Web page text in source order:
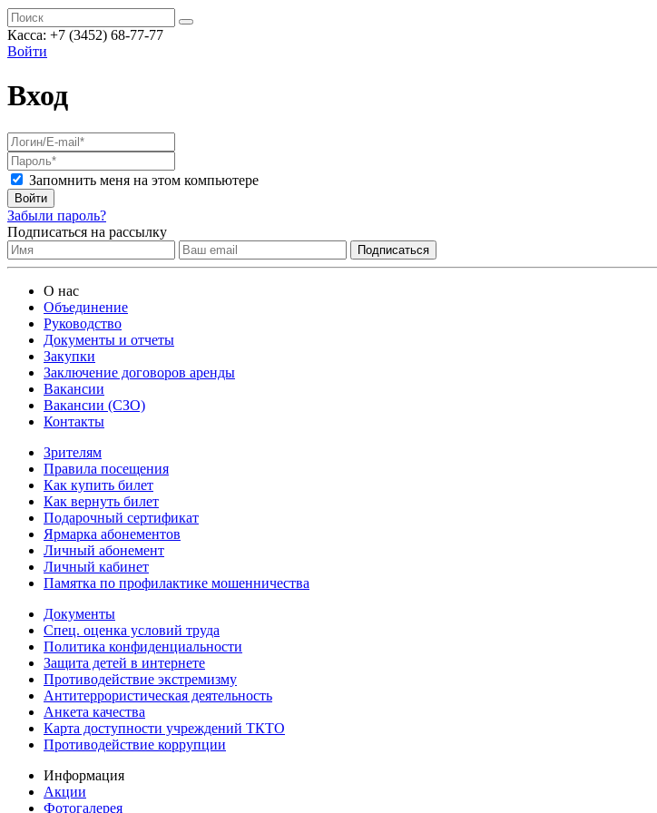
Касса: +7 (3452) 68-77-77
Войти
Вход
Запомнить меня на этом компьютере
Войти
Забыли пароль?
Подписаться на рассылку
О нас
Объединение
Руководство
Документы и отчеты
Закупки
Заключение договоров аренды
Вакансии
Вакансии (СЗО)
Контакты
Зрителям
Правила посещения
Как купить билет
Как вернуть билет
Подарочный сертификат
Ярмарка абонементов
Личный абонемент
Личный кабинет
Памятка по профилактике мошенничества
Документы
Спец. оценка условий труда
Политика конфиденциальности
Защита детей в интернете
Противодействие экстремизму
Антитеррористическая деятельность
Анкета качества
Карта доступности учреждений ТКТО
Противодействие коррупции
Информация
Акции
Фотогалерея